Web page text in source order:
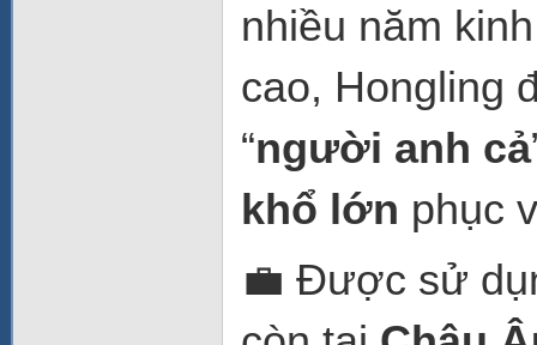
nhiều năm
cao, Hongling
“người anh cả
khổ lớn phục
💼 Được sử